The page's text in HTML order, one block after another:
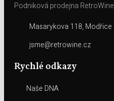
Podniková prodejna RetroWine
Masarykova 118, Modřice
jsme@retrowine.cz
Rychlé odkazy
Naše DNA